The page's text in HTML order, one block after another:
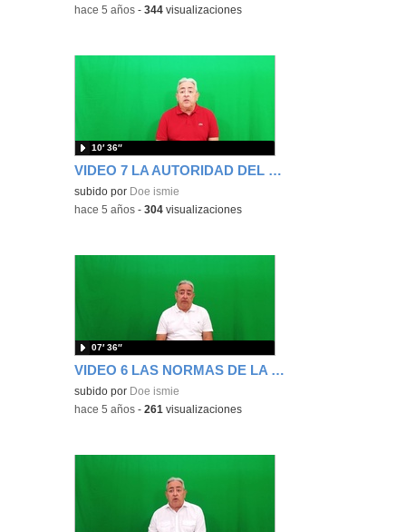
-hace 5 años -344 visualizaciones
VIDEO 7 LA AUTORIDAD DEL PROFESOR
subido por Doe ismie
10′ 36″
-hace 5 años -304 visualizaciones
VIDEO 6 LAS NORMAS DE LA CLASE
subido por Doe ismie
07′ 36″
-hace 5 años -261 visualizaciones